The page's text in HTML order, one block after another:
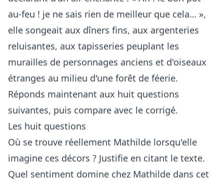
au-feu ! je ne sais rien de meilleur que cela… »,
elle songeait aux dîners fins, aux argenteries
reluisantes, aux tapisseries peuplant les
murailles de personnages anciens et d'oiseaux
étranges au milieu d'une forêt de féerie.
Réponds maintenant aux huit questions
suivantes, puis compare avec le corrigé.
Les huit questions
Où se trouve réellement Mathilde lorsqu'elle
imagine ces décors ? Justifie en citant le texte.
Quel sentiment domine chez Mathilde dans cet